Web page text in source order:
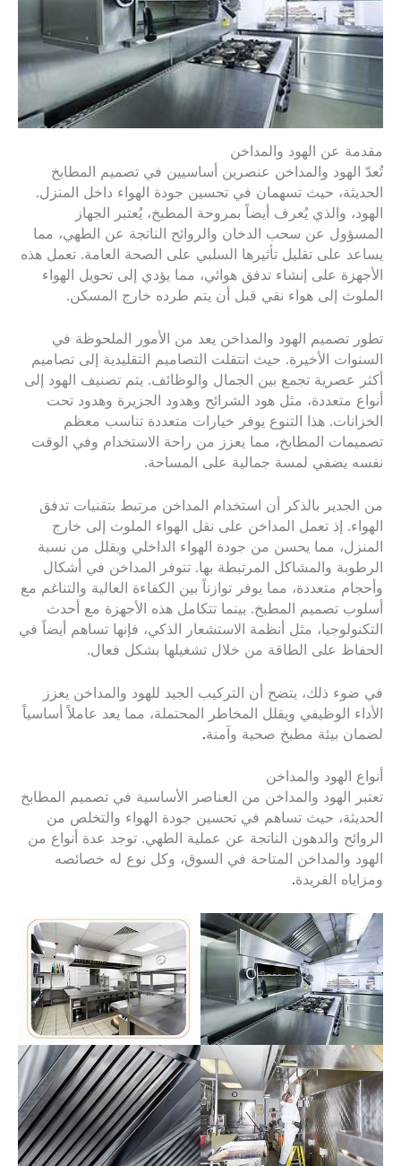
مقدمة عن الهود والمداخن
تُعدّ الهود والمداخن عنصرين أساسيين في تصميم المطابخ
الحديثة، حيث تسهمان في تحسين جودة الهواء داخل المنزل.
الهود، والذي يُعرف أيضاً بمروحة المطبخ، يُعتبر الجهاز
المسؤول عن سحب الدخان والروائح الناتجة عن الطهي، مما
يساعد على تقليل تأثيرها السلبي على الصحة العامة. تعمل هذه
الأجهزة على إنشاء تدفق هوائي، مما يؤدي إلى تحويل الهواء
الملوث إلى هواء نقي قبل أن يتم طرده خارج المسكن.
تطور تصميم الهود والمداخن يعد من الأمور الملحوظة في
السنوات الأخيرة. حيث انتقلت التصاميم التقليدية إلى تصاميم
أكثر عصرية تجمع بين الجمال والوظائف. يتم تصنيف الهود إلى
أنواع متعددة، مثل هود الشرائح وهدود الجزيرة وهدود تحت
الخزانات. هذا التنوع يوفر خيارات متعددة تناسب معظم
تصميمات المطابخ، مما يعزز من راحة الاستخدام وفي الوقت
نفسه يضفي لمسة جمالية على المساحة.
من الجدير بالذكر أن استخدام المداخن مرتبط بتقنيات تدفق
الهواء. إذ تعمل المداخن على نقل الهواء الملوث إلى خارج
المنزل، مما يحسن من جودة الهواء الداخلي ويقلل من نسبة
الرطوبة والمشاكل المرتبطة بها. تتوفر المداخن في أشكال
وأحجام متعددة، مما يوفر توازناً بين الكفاءة العالية والتناغم مع
أسلوب تصميم المطبخ. بينما تتكامل هذه الأجهزة مع أحدث
التكنولوجيا، مثل أنظمة الاستشعار الذكي، فإنها تساهم أيضاً في
الحفاظ على الطاقة من خلال تشغيلها بشكل فعال.
في ضوء ذلك، يتضح أن التركيب الجيد للهود والمداخن يعزز
الأداء الوظيفي ويقلل المخاطر المحتملة، مما يعد عاملاً أساسياً
لضمان بيئة مطبخ صحية وآمنة.
أنواع الهود والمداخن
تعتبر الهود والمداخن من العناصر الأساسية في تصميم المطابخ
الحديثة، حيث تساهم في تحسين جودة الهواء والتخلص من
الروائح والدهون الناتجة عن عملية الطهي. توجد عدة أنواع من
الهود والمداخن المتاحة في السوق، وكل نوع له خصائصه
ومزاياه الفريدة.